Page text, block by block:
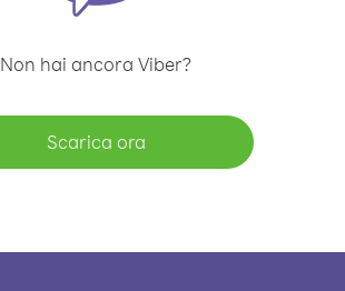
Non hai ancora Viber?
Scarica ora